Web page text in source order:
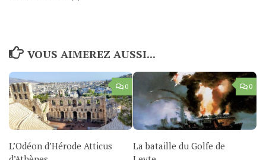
VOUS AIMEREZ AUSSI...
0
L’Odéon d’Hérode Atticus
0
La bataille du Golfe de